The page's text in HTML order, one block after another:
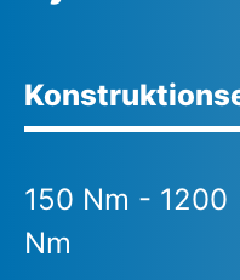
150 Nm - 1200
Nm